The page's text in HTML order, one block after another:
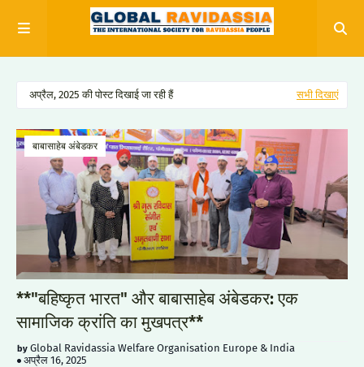
अप्रैल, 2025 की पोस्ट दिखाई जा रही हैं सभी दिखाएं
बाबासाहेब अंबेडकर
**"बहिष्कृत भारत" और बाबासाहेब अंबेडकर: एक
सामाजिक क्रांति का मुखपत्र**
Global Ravidassia Welfare Organisation Europe & India
अप्रैल 16, 2025